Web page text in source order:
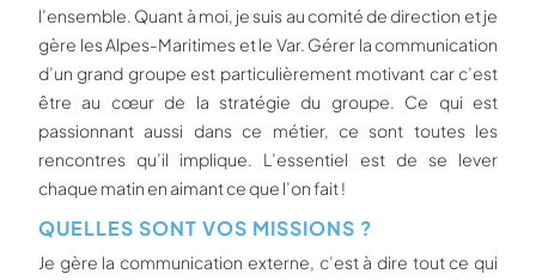
l’ensemble. Quant à moi, je suis au comité de direction et je
gère les Alpes-Maritimes et le Var. Gérer la communication
d’un grand groupe est particulièrement motivant car c’est
être au cœur de la stratégie du groupe. Ce qui est
passionnant aussi dans ce métier, ce sont toutes les
rencontres qu’il implique. L’essentiel est de se lever
chaque matin en aimant ce que l’on fait !
QUELLES SONT VOS MISSIONS ?
Je gère la communication externe, c’est à dire tout ce qui